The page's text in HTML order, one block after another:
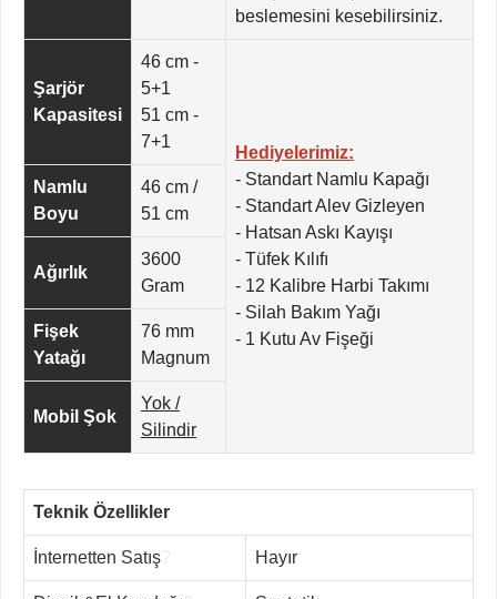
beslemesini kesebilirsiniz.
Şarjör
Kapasitesi
46 cm -
5+1
51 cm -
7+1
Hediyelerimiz:
- Standart Namlu Kapağı
- Standart Alev Gizleyen
- Hatsan Askı Kayışı
- Tüfek Kılıfı
- 12 Kalibre Harbi Takımı
- Silah Bakım Yağı
- 1 Kutu Av Fişeği
Namlu
Boyu
46 cm /
51 cm
Ağırlık
3600
Gram
Fişek
Yatağı
76 mm
Magnum
Mobil Şok
Yok /
Silindir
Teknik Özellikler
İnternetten Satış Hayır